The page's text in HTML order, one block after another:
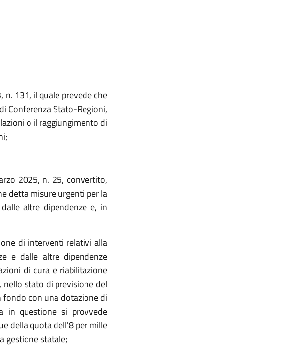
n. 131, il quale prevede che
Conferenza Stato-Regioni,
o il raggiungimento di
2025, n. 25, convertito,
detta misure urgenti per la
altre dipendenze e, in
di interventi relativi alla
e dalle altre dipendenze
di cura e riabilitazione
stato di previsione del
con una dotazione di
in questione si provvede
della quota dell'8 per mille
gestione statale;